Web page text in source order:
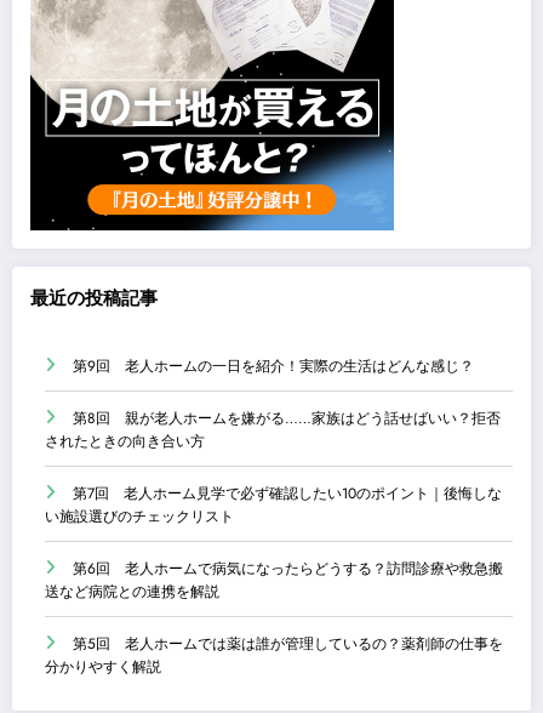
最近の投稿記事
第9回 老人ホームの一日を紹介！実際の生活はどんな感じ？
第8回 親が老人ホームを嫌がる……家族はどう話せばいい？拒否
されたときの向き合い方
第7回 老人ホーム見学で必ず確認したい10のポイント｜後悔しな
い施設選びのチェックリスト
第6回 老人ホームで病気になったらどうする？訪問診療や救急搬
送など病院との連携を解説
第5回 老人ホームでは薬は誰が管理しているの？薬剤師の仕事を
分かりやすく解説